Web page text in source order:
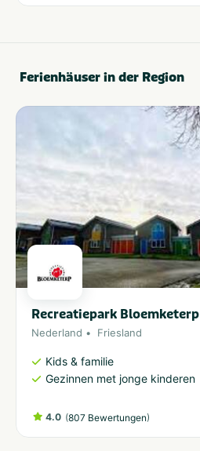
Ferienhäuser in der Region
Recreatiepark Bloemketerp
Nederland Friesland
Kids & familie
Gezinnen met jonge kinderen
4.0 (807 Bewertungen)